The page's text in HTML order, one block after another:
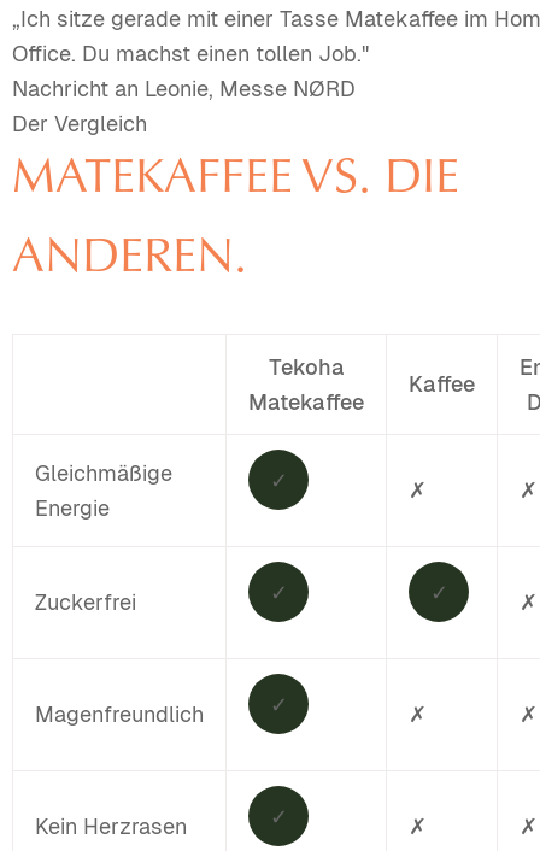
„Ich sitze gerade mit einer Tasse Matekaffee im
Office. Du machst einen tollen Job."
Nachricht an Leonie, Messe NØRD
Der Vergleich
MATEKAFFEE VS. DIE
ANDEREN.
Tekoha
Matekaffee
Kaffee
Gleichmäßige
Energie
✓ ✗ ✗
Zuckerfrei ✓ ✓ ✗
Magenfreundlich ✓ ✗ ✗
Kein Herzrasen ✓ ✗ ✗